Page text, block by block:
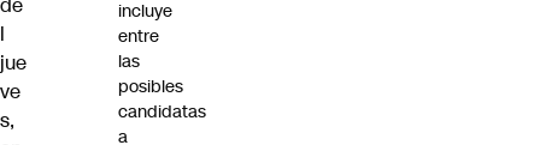
l
jue
ve
s,
incluye
entre
las
posibles
candidatas
a